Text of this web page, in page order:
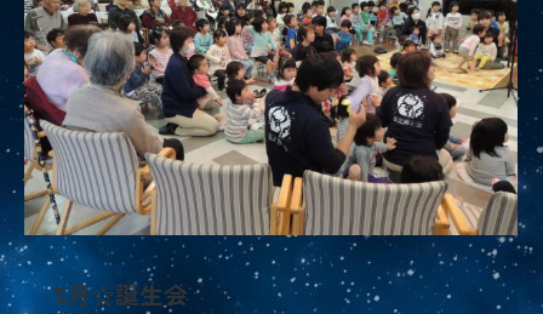
5月☆誕生会